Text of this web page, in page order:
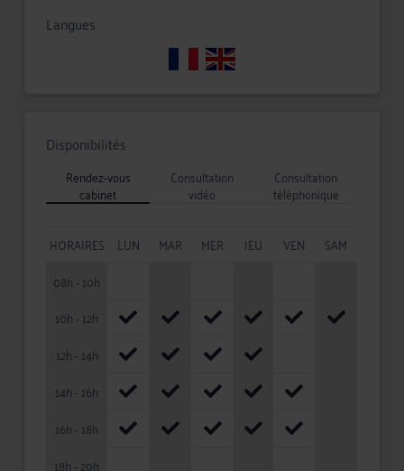
Langues
Disponibilités
Rendez-vous
cabinet
Consultation
vidéo
Consultation
téléphonique
HORAIRES LUN MAR MER JEU VEN
SAM
08h - 10h
10h - 12h
12h - 14h
14h - 16h
16h - 18h
18h - 20h